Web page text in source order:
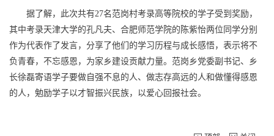
据了解，此次共有27名范岗村考录高等院校的学子受到奖励，
其中考录天津大学的孔凡夫、合肥师范学院的陈紫怡两位同学分别
作为代表作了发言，分享了他们的学习历程与成长感悟，表示将不
负青春，不忘感恩，为家乡建设贡献力量。范岗乡党委副书记、乡
长徐磊寄语学子要做自强不息的人、做志存高远的人和做懂得感恩
的人，勉励学子以才智振兴民族，以爱心回报社会。